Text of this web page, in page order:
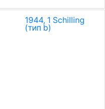
1944, 1 Schilling
(тип b)